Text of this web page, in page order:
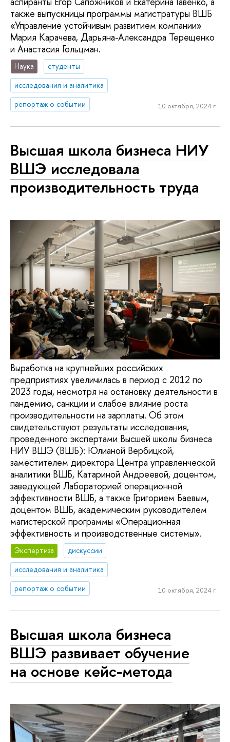
также выпускницы программы магистратуры ВШБ
«Управление устойчивым развитием компании»
Мария Карачева, Дарьяна-Александра Терещенко
и Анастасия Гольцман.
Наука
студенты
исследования и аналитика
репортаж о событии
10 октября, 2024 г.
Высшая школа бизнеса НИУ
ВШЭ исследовала
производительность труда
Выработка на крупнейших российских
предприятиях увеличилась в период с 2012 по
2023 годы, несмотря на остановку деятельности в
пандемию, санкции и слабое влияние роста
производительности на зарплаты. Об этом
свидетельствуют результаты исследования,
проведенного экспертами Высшей школы бизнеса
НИУ ВШЭ (ВШБ): Юлианой Вербицкой,
заместителем директора Центра управленческой
аналитики ВШБ, Катариной Андреевой, доцентом,
заведующей Лабораторией операционной
эффективности ВШБ, а также Григорием Баевым,
доцентом ВШБ, академическим руководителем
магистерской программы «Операционная
эффективность и производственные системы».
Экспертиза
дискуссии
исследования и аналитика
репортаж о событии
10 октября, 2024 г.
Высшая школа бизнеса
ВШЭ развивает обучение
на основе кейс-метода